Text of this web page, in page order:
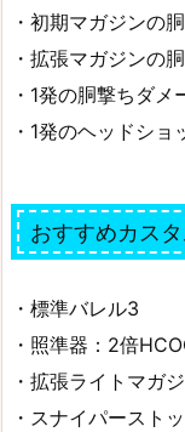
・初期マガジンの
・拡張マガジンの
・1発の胴撃ちダメ
・1発のヘッドシ
おすすめカス
・標準バレル3
・照準器：2倍
・拡張ライトマガ
・スナイパースト